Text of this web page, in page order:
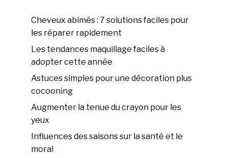
Cheveux abîmés : 7 solutions faciles pour
les réparer rapidement
Les tendances maquillage faciles à
adopter cette année
Astuces simples pour une décoration plus
cocooning
Augmenter la tenue du crayon pour les
yeux
Influences des saisons sur la santé et le
moral